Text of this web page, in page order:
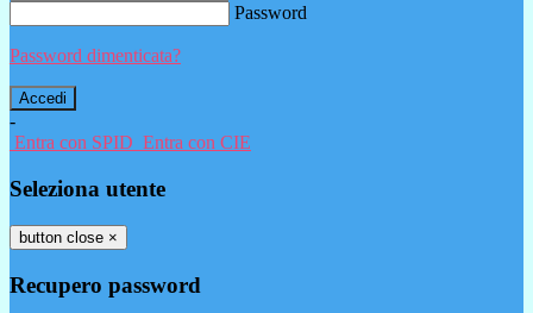
Password
Password dimenticata?
-
Entra con SPID Entra con CIE
Seleziona utente
button close ×
Recupero password